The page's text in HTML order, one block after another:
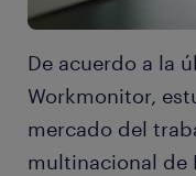
De acuerdo a la
Workmonitor,
mercado del
multinacional de